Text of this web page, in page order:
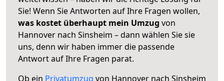
Sie! Wenn Sie Antworten auf Ihre Fragen wollen,
was kostet überhaupt mein Umzug von
Hannover nach Sinsheim – dann wählen Sie sie
uns, denn wir haben immer die passende
Antwort auf Ihre Fragen parat.
Ob ein Privatumzug von Hannover nach Sinsheim